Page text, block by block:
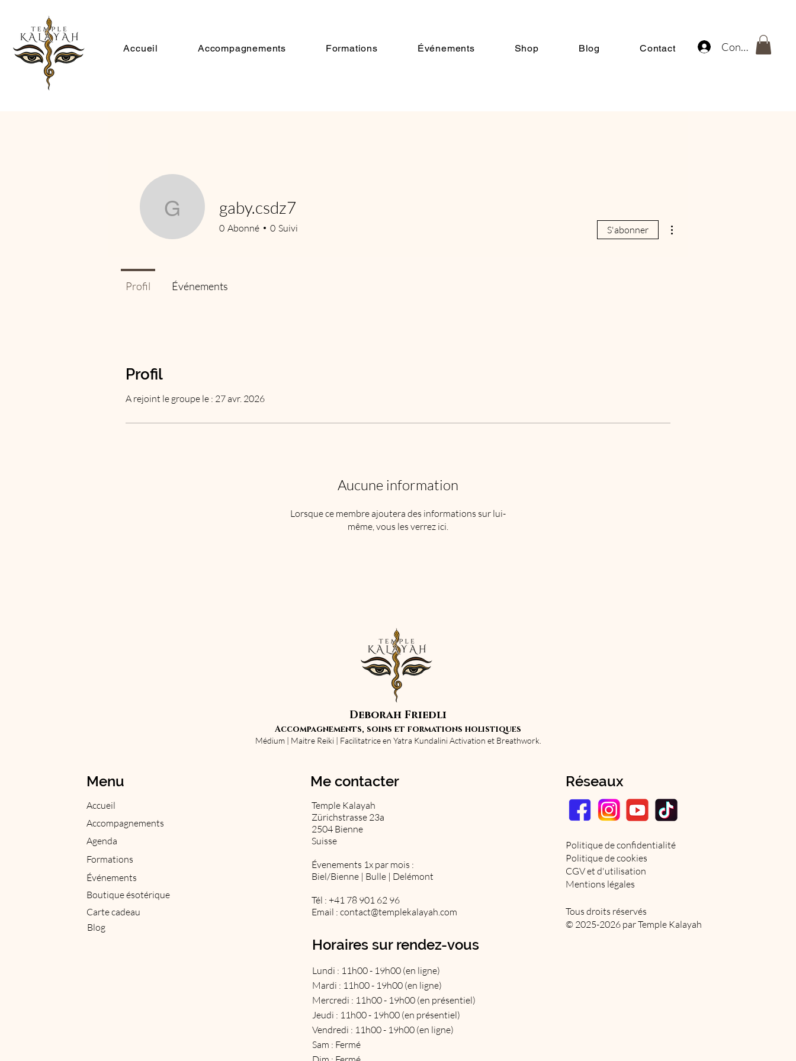
Connexion
Accueil Accompagnements Formations Événements Shop Blog Contact
Profil
A rejoint le groupe le : 27 avr. 2026
Aucune information
Lorsque ce membre ajoutera des informations sur lui-
même, vous les verrez ici.
gaby.csdz7
gaby.csdz7
0 Abonné 0 Suivi S'abonner
Profil Événements
Menu
Accueil
Accompagnements
Agenda
Formations
Événements
Boutique ésotérique
Carte cadeau
Blog
Me contacter
Temple Kalayah
Zürichstrasse 23a
2504 Bienne
Suisse
Évenements 1x par mois :
Biel/Bienne | Bulle | Delémont
Tél : +41 78 901 62 96
Email :contact@templekalayah.com
Horaires sur rendez-vous
Lundi : 11h00 - 19h00 (en ligne)
Mardi : 11h00 - 19h00 (en ligne)
Mercredi : 11h00 - 19h00 (en présentiel)
Jeudi : 11h00 - 19h00 (en présentiel)
Vendredi : 11h00 - 19h00 (en ligne)
Sam : Fermé
Réseaux
Politique de confidentialité
Politique de cookies
CGV et d'utilisation
Mentions légales
Tous droits réservés
© 2025-2026 par Temple Kalayah
Deborah Friedli
Accompagnements, soins et formations holistiques
Médium | Maitre Reiki | Facilitatrice en Yatra Kundalini Activation et Breathwork.